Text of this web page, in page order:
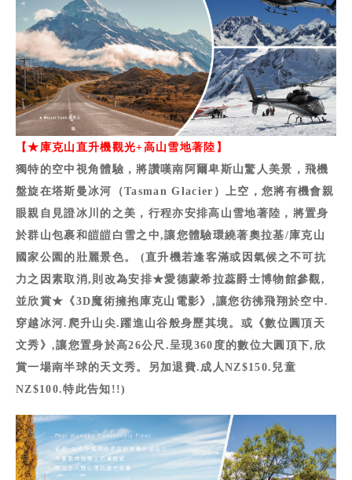
【★庫克山直升機觀光+高山雪地著陸 】
獨特的空中視角體驗，將讚嘆南阿爾卑斯山驚人美景，飛機
盤旋在塔斯曼冰河（Tasman Glacier）上空，您將有機會親
眼親自見證冰川的之美，行程亦安排高山雪地著陸，將置身
於群山包裹和皚皚白雪之中,讓您體驗環繞著奧拉基/庫克山
國家公園的壯麗景色。 (直升機若逢客滿或因氣候之不可抗
力之因素取消,則改為安排★愛德蒙希拉蕊爵士博物館參觀,
並欣賞★《3D魔術擁抱庫克山電影》,讓您彷彿飛翔於空中.
穿越冰河.爬升山尖.躍進山谷般身歷其境。或《數位圓頂天
文秀》,讓您置身於高26公尺.呈現360度的數位大圓頂下,欣
賞一場南半球的天文秀。另加退費.成人NZ$150.兒童
NZ$100.特此告知!!)